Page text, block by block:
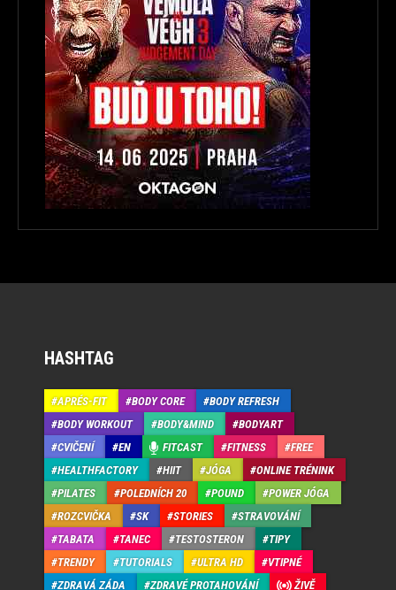
HASHTAG
APRÉS-FIT BODY CORE
BODY REFRESH
BODY WORKOUT
BODY&MIND
BODYART
CVIČENÍ
EN FITCAST FITNESS
FREE
HEALTHFACTORY
HIIT JÓGA
ONLINE TRÉNINK
PILATES
POLEDNÍCH 20 POUND
POWER JÓGA
ROZCVIČKA
SK STORIES
STRAVOVÁNÍ
TABATA
TANEC TESTOSTERON
TIPY
TRENDY
TUTORIALS ULTRA HD
VTIPNÉ
ZDRAVÁ ZÁDA
ZDRAVÉ PROTAHOVÁNÍ ŽIVĚ